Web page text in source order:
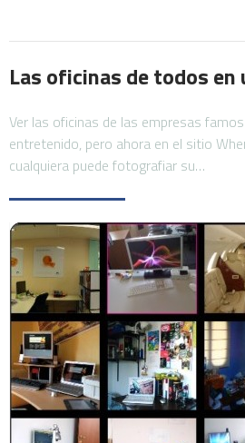
Las oficinas de todos
Ver las oficinas de las empresas
entretenido, pero ahora en el sitio
cualquiera puede fotografiar su…